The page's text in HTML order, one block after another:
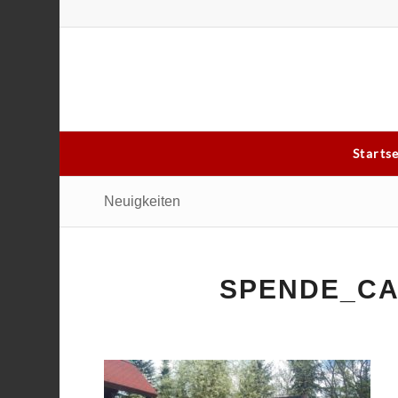
Neuigkeiten